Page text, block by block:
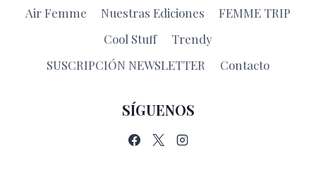
Air Femme Nuestras Ediciones
FEMME TRIP
Cool Stuff
Trendy
SUSCRIPCIÓN NEWSLETTER
Contacto
SÍGUENOS